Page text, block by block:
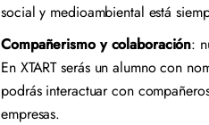
social y medioambiental está
Compañerismo y colaboración:
En XTART serás un alumno con
podrás interactuar con
empresas.